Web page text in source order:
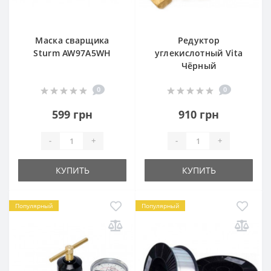
Маска сварщика
Sturm AW97A5WH
0
599 грн
- +
КУПИТЬ
Редуктор
углекислотный Vita
Чёрный
0
910 грн
- +
КУПИТЬ
Популярный Популярный